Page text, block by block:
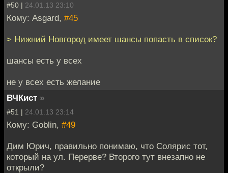
#50 | 24.01.13 23:10
Кому: Asgard, #45
> Нижний Новгород имеет шансы попасть в список?
шансы есть у всех
не у всех есть желание
ВЧКист »
#51 | 24.01.13 23:14
Кому: Goblin, #49
Дим Юрич, правильно понимаю, что Солярис тот,
который на ул. Перерве? Второго тут внезапно не
открыли?